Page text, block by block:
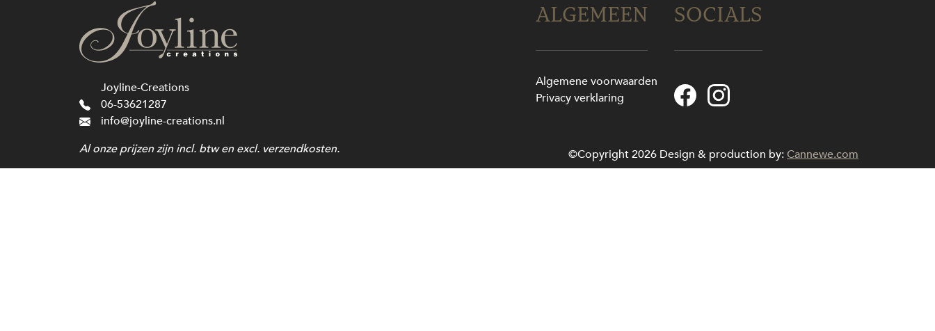
Joyline-Creations
06-53621287
info@joyline-creations.nl
ALGEMEEN
Algemene voorwaarden
Privacy verklaring
SOCIALS
Al onze prijzen zijn incl. btw en excl. verzendkosten. ©Copyright 2026 Design & production by:Cannewe.com